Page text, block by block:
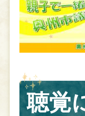
聴覚